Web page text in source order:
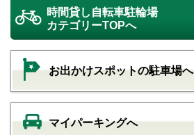
時間貸し自転車駐輪場
カテゴリーTOPへ
お出かけスポットの駐車場へ
マイパーキングへ